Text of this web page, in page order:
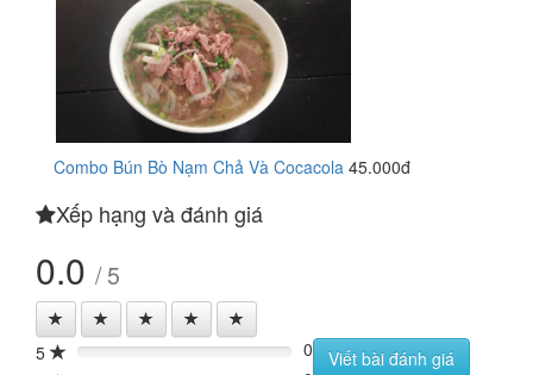
Combo Bún Bò Nạm Chả Và Cocacola 45.000đ
Xếp hạng và đánh giá
0.0 / 5
5 0%
0
Viết bài đánh giá